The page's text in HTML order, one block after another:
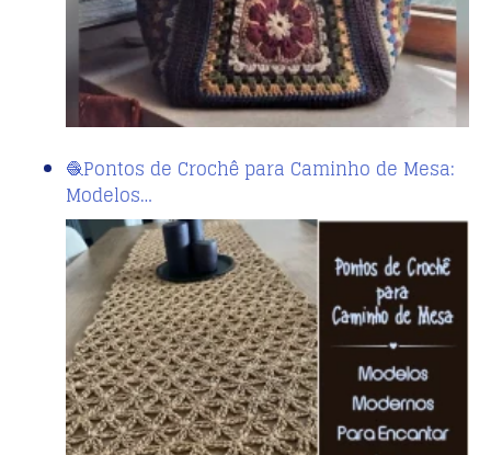
🧶Pontos de Crochê para Caminho de Mesa:
Modelos…